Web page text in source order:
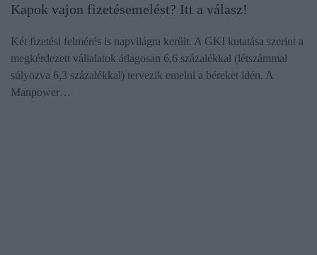
Kapok vajon fizetésemelést? Itt a válasz!
Két fizetési felmérés is napvilágra került. A GKI kutatása szerint a
megkérdezett vállalatok átlagosan 6,6 százalékkal (létszámmal
súlyozva 6,3 százalékkal) tervezik emelni a béreket idén. A
Manpower…